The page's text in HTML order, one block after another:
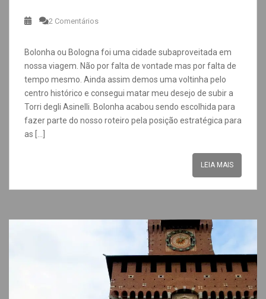
2 Comentários
Bolonha ou Bologna foi uma cidade subaproveitada em
nossa viagem. Não por falta de vontade mas por falta de
tempo mesmo. Ainda assim demos uma voltinha pelo
centro histórico e consegui matar meu desejo de subir a
Torri degli Asinelli. Bolonha acabou sendo escolhida para
fazer parte do nosso roteiro pela posição estratégica para
as […]
LEIA MAIS